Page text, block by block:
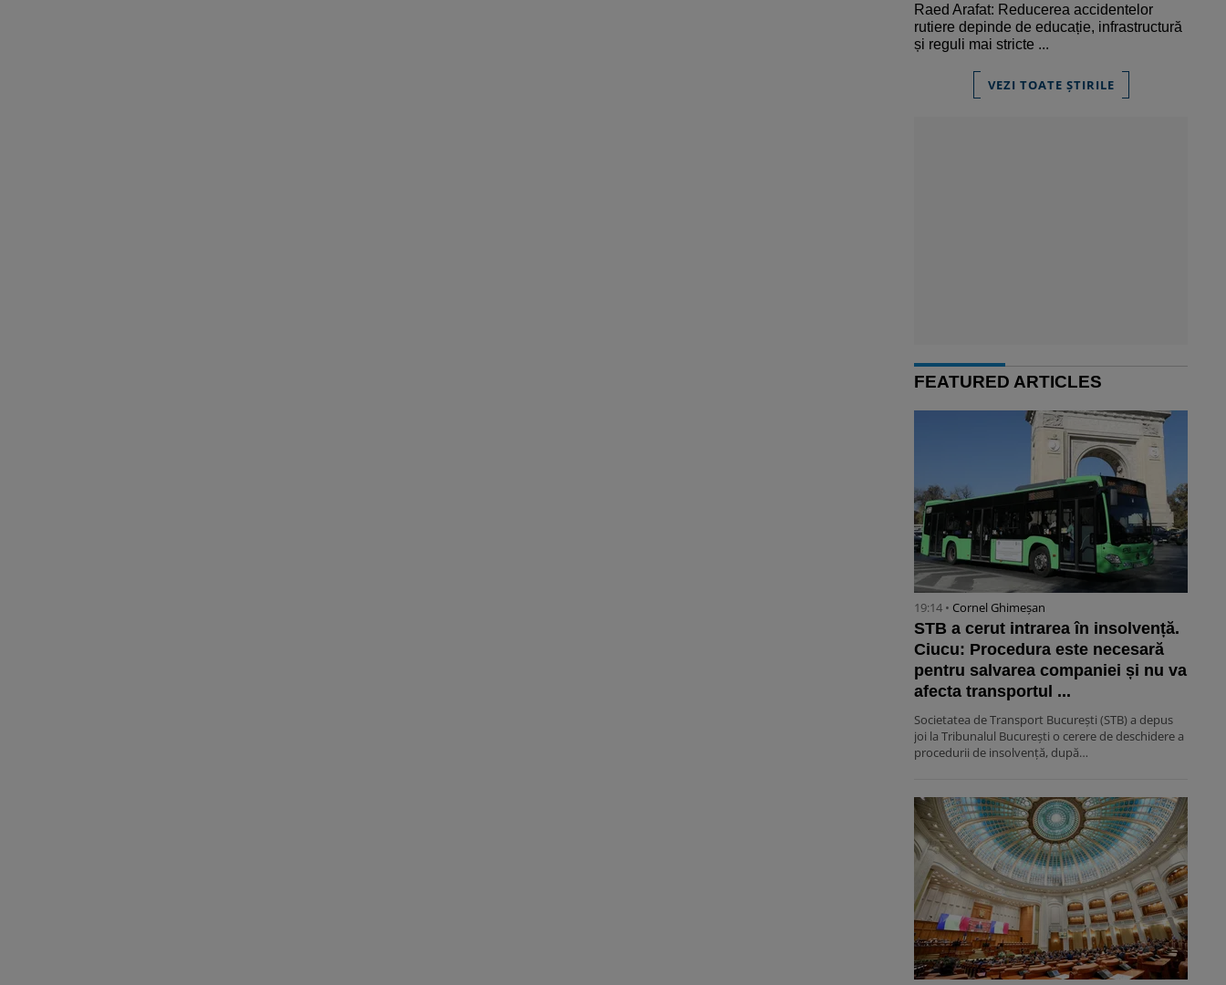
Raed Arafat: Reducerea accidentelor
rutiere depinde de educație, infrastructură
și reguli mai stricte ...
VEZI TOATE ȘTIRILE
FEATURED ARTICLES
19:14 • Cornel Ghimeșan
STB a cerut intrarea în insolvență.
Ciucu: Procedura este necesară
pentru salvarea companiei și nu va
afecta transportul ...
Societatea de Transport București (STB) a depus
joi la Tribunalul București o cerere de deschidere a
procedurii de insolvență, după…